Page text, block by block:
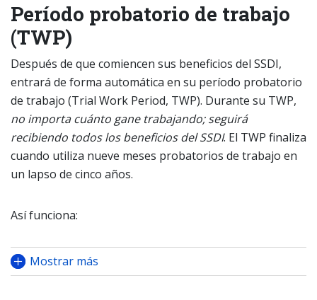
Período probatorio de trabajo
(TWP)
Después de que comiencen sus beneficios del SSDI,
entrará de forma automática en su período probatorio
de trabajo (Trial Work Period, TWP). Durante su TWP,
no importa cuánto gane trabajando; seguirá
recibiendo todos los beneficios del SSDI. El TWP finaliza
cuando utiliza nueve meses probatorios de trabajo en
un lapso de cinco años.
Así funciona:
Mostrar más